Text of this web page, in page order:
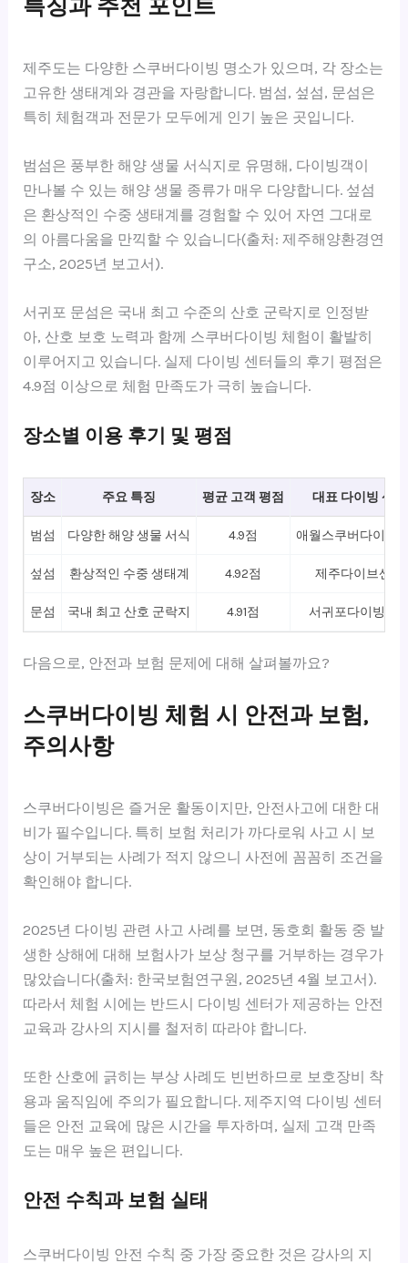
특징과 추천 포인트
제주도는 다양한 스쿠버다이빙 명소가 있으며, 각 장소는
고유한 생태계와 경관을 자랑합니다. 범섬, 섶섬, 문섬은
특히 체험객과 전문가 모두에게 인기 높은 곳입니다.
범섬은 풍부한 해양 생물 서식지로 유명해, 다이빙객이
만나볼 수 있는 해양 생물 종류가 매우 다양합니다. 섶섬
은 환상적인 수중 생태계를 경험할 수 있어 자연 그대로
의 아름다움을 만끽할 수 있습니다(출처: 제주해양환경연
구소, 2025년 보고서).
서귀포 문섬은 국내 최고 수준의 산호 군락지로 인정받
아, 산호 보호 노력과 함께 스쿠버다이빙 체험이 활발히
이루어지고 있습니다. 실제 다이빙 센터들의 후기 평점은
4.9점 이상으로 체험 만족도가 극히 높습니다.
장소별 이용 후기 및 평점
장소 주요 특징 평균 고객 평점 대표 다이빙 센터
범섬 다양한 해양 생물 서식 4.9점 애월스쿠버다이빙
섶섬 환상적인 수중 생태계 4.92점 제주다이브센터
문섬 국내 최고 산호 군락지 4.91점 서귀포다이빙클
다음으로, 안전과 보험 문제에 대해 살펴볼까요?
스쿠버다이빙 체험 시 안전과 보험,
주의사항
스쿠버다이빙은 즐거운 활동이지만, 안전사고에 대한 대
비가 필수입니다. 특히 보험 처리가 까다로워 사고 시 보
상이 거부되는 사례가 적지 않으니 사전에 꼼꼼히 조건을
확인해야 합니다.
2025년 다이빙 관련 사고 사례를 보면, 동호회 활동 중 발
생한 상해에 대해 보험사가 보상 청구를 거부하는 경우가
많았습니다(출처: 한국보험연구원, 2025년 4월 보고서).
따라서 체험 시에는 반드시 다이빙 센터가 제공하는 안전
교육과 강사의 지시를 철저히 따라야 합니다.
또한 산호에 긁히는 부상 사례도 빈번하므로 보호장비 착
용과 움직임에 주의가 필요합니다. 제주지역 다이빙 센터
들은 안전 교육에 많은 시간을 투자하며, 실제 고객 만족
도는 매우 높은 편입니다.
안전 수칙과 보험 실태
스쿠버다이빙 안전 수칙 중 가장 중요한 것은 강사의 지